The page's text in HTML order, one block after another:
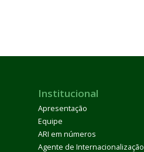
Institucional
Apresentação
Equipe
ARI em números
Agente de Internacionalização